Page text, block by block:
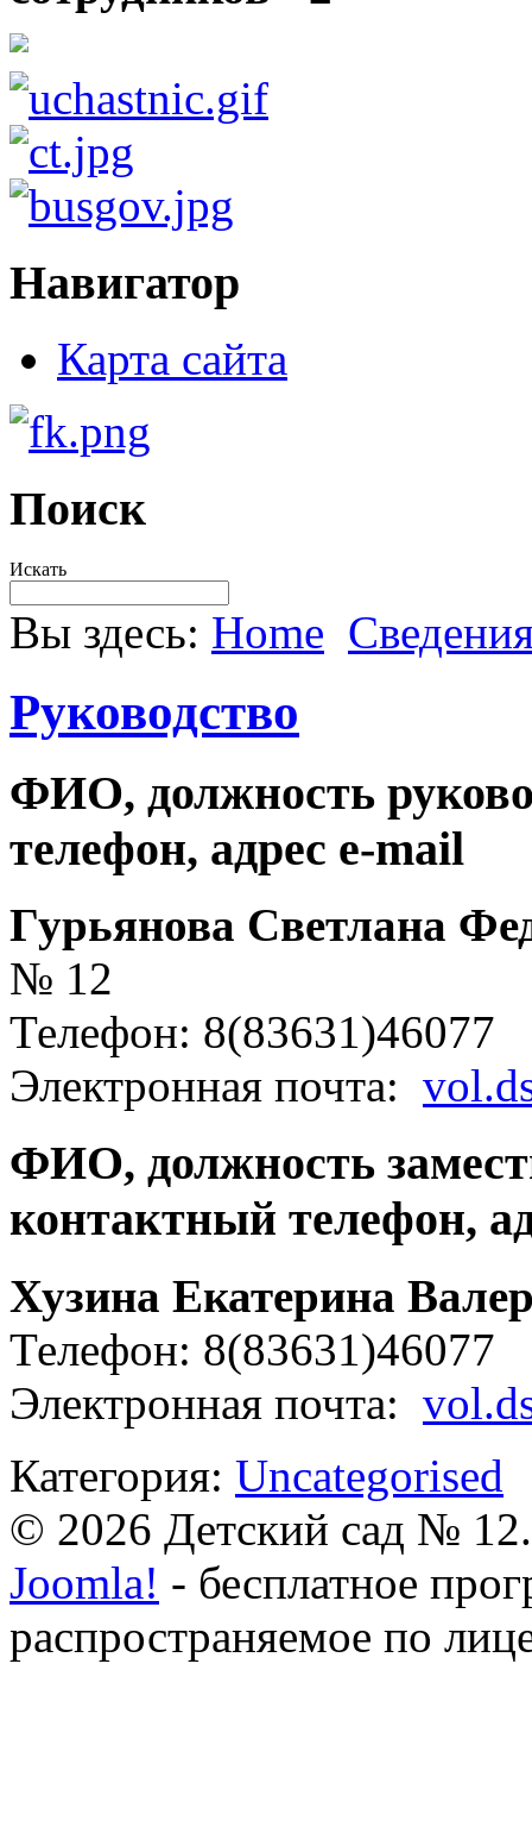
Навигатор
Карта сайта
Поиск
Искать
Вы здесь: Home
Руководство
ФИО, должность
телефон, адрес e-mail
Гурьянова Светлана
№ 12
Телефон: 8(83631)46077
Электронная почта:
ФИО, должность
контактный телефон,
Хузина Екатерина
Телефон: 8(83631)46077
Электронная почта:
Категория: Uncategorised
© 2026 Детский сад №
Joomla! - бесплатное
распространяемое по